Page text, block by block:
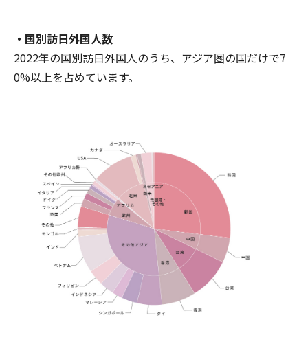
・国別訪日外国人数
2022年の国別訪日外国人のうち、アジア圏の国だけで7
0%以上を占めています。